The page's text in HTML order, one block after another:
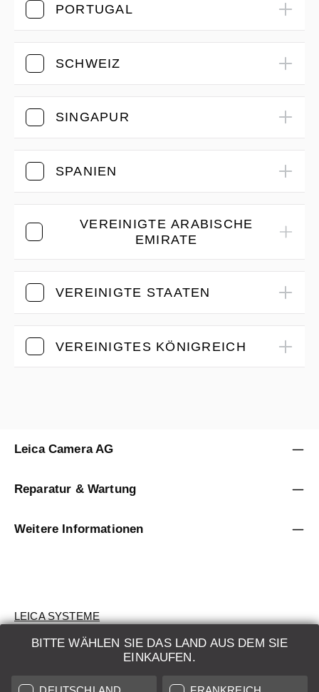
PORTUGAL
SCHWEIZ
SINGAPUR
SPANIEN
VEREINIGTE ARABISCHE
EMIRATE
VEREINIGTE STAATEN
VEREINIGTES KÖNIGREICH
BITTE WÄHLEN SIE DAS LAND AUS DEM SIE
EINKAUFEN.
Leica Camera AG
Reparatur & Wartung
Weitere Informationen
LEICA SYSTEME
BEWERTUNG